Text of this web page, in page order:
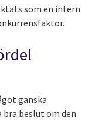
som en intern
ganska
beslut om den